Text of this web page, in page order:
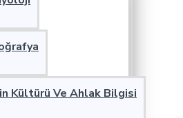
Kültürü Ve Ahlak Bilgisi